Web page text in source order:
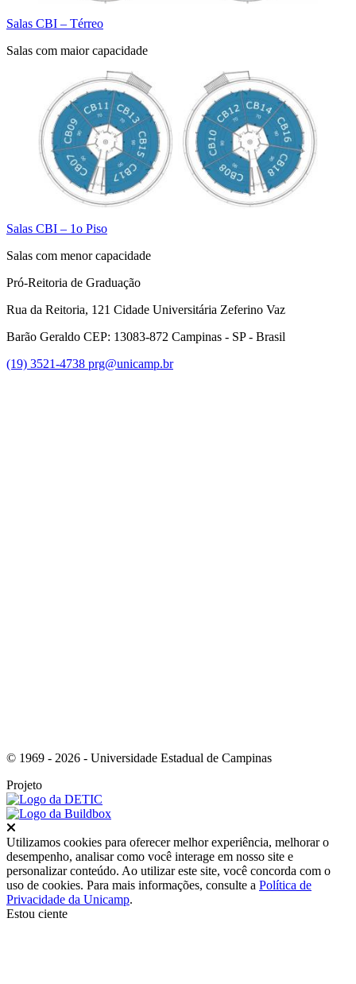
Salas CBI – Térreo
Salas com maior capacidade
Salas CBI – 1o Piso
Salas com menor capacidade
Pró-Reitoria de Graduação
Rua da Reitoria, 121 Cidade Universitária Zeferino Vaz
Barão Geraldo CEP: 13083-872 Campinas - SP - Brasil
(19) 3521-4738 prg@unicamp.br
© 1969 - 2026 - Universidade Estadual de Campinas
Projeto
Utilizamos cookies para oferecer melhor experiência, melhorar o
desempenho, analisar como você interage em nosso site e
personalizar conteúdo. Ao utilizar este site, você concorda com o
uso de cookies. Para mais informações, consulte a Política de
Privacidade da Unicamp.
Estou ciente